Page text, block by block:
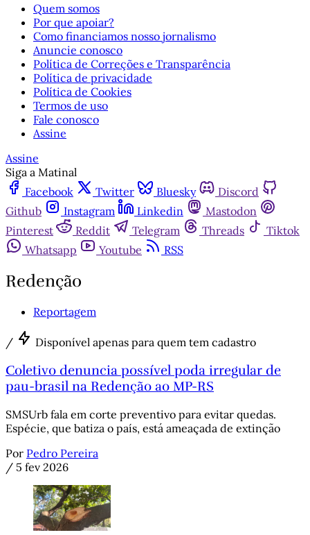
Quem somos
Por que apoiar?
Como financiamos nosso jornalismo
Anuncie conosco
Política de Correções e Transparência
Política de privacidade
Política de Cookies
Termos de uso
Fale conosco
Assine
Assine
Siga a Matinal
Facebook
Twitter Bluesky
Discord
Github
Instagram Linkedin
Mastodon
Pinterest
Reddit Telegram Threads
Tiktok
Whatsapp
Youtube RSS
Redenção
Reportagem
/ Disponível apenas para quem tem cadastro
Coletivo denuncia possível poda irregular de
pau-brasil na Redenção ao MP-RS
SMSUrb fala em corte preventivo para evitar quedas.
Espécie, que batiza o país, está ameaçada de extinção
Por Pedro Pereira
/ 5 fev 2026